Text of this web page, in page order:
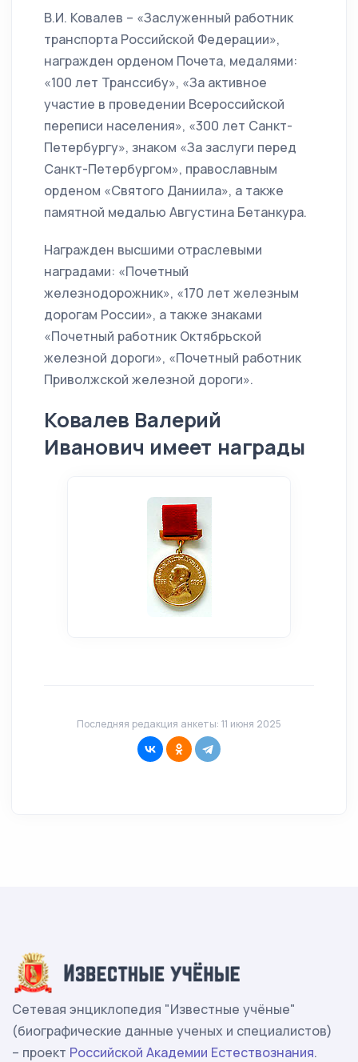
В.И. Ковалев – «Заслуженный работник
транспорта Российской Федерации»,
награжден орденом Почета, медалями:
«100 лет Транссибу», «За активное
участие в проведении Всероссийской
переписи населения», «300 лет Санкт-
Петербургу», знаком «За заслуги перед
Санкт-Петербургом», православным
орденом «Святого Даниила», а также
памятной медалью Августина Бетанкура.
Награжден высшими отраслевыми
наградами: «Почетный
железнодорожник», «170 лет железным
дорогам России», а также знаками
«Почетный работник Октябрьской
железной дороги», «Почетный работник
Приволжской железной дороги».
Ковалев Валерий
Иванович имеет награды
Последняя редакция анкеты: 11 июня 2025
Сетевая энциклопедия "Известные учёные"
(биографические данные ученых и специалистов)
– проект Российской Академии Естествознания.